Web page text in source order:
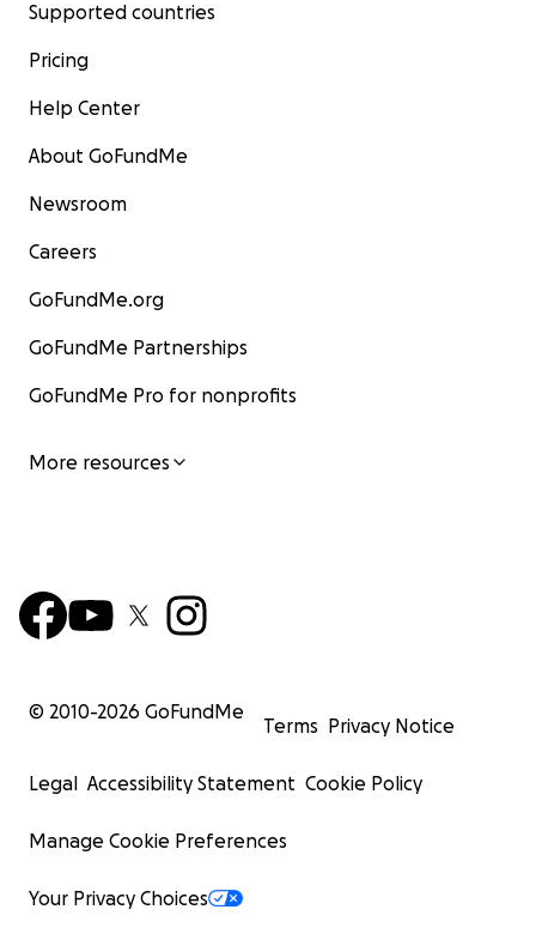
Supported countries
Pricing
Help Center
About GoFundMe
Newsroom
Careers
GoFundMe.org
GoFundMe Partnerships
GoFundMe Pro for nonprofits
More resources
© 2010-2026 GoFundMe
Terms Privacy Notice
Legal Accessibility Statement Cookie Policy
Manage Cookie Preferences
Your Privacy Choices